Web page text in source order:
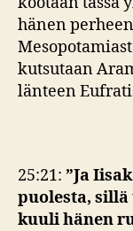
hänen
kutsutaan
länteen
25:21: ”Ja
puolesta, sillä
kuuli hänen